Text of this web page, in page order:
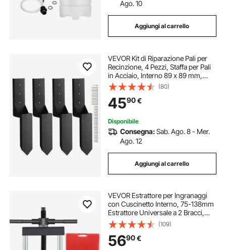
Ago. 10
Aggiungi al carrello
VEVOR Kit di Riparazione Pali per
Recinzione, 4 Pezzi, Staffa per Pali
in Acciaio, Interno 89 x 89 mm,
Picchetto di Ancoraggio a Terra per
Riparare Pali di Recinzione in Legno
Appoggiati o Rotti
(80)
4590€
Disponibile
Consegna:Sab. Ago. 8 - Mer.
Ago. 12
Aggiungi al carrello
VEVOR Estrattore per Ingranaggi
con Cuscinetto Interno, 75-138mm
Estrattore Universale a 2 Bracci,
Estrattore per Cilindri in Acciaio 45,
7 Piastre di Trazione, Estrattore
Manuale del Rivestimento
(109)
5690€